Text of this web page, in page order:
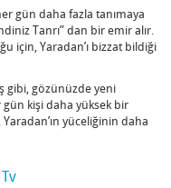
gün daha fazla tanımaya
Tanrı” dan bir emir alır.
için, Yaradan’ı bizzat bildiği
gibi, gözünüzde yeni
kişi daha yüksek bir
yüceliğinin daha